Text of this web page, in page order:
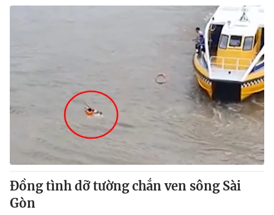
Pháp luật
Tin tức
Thế giới đó đây
Câu chuyện quốc tế
Kinh tế
Tài chính
Thị trường
Góc doanh nghiệp
Dữ liệu và đời sống
Truyền hình
Đồng tình dỡ tường chắn ven sông Sài
Gòn